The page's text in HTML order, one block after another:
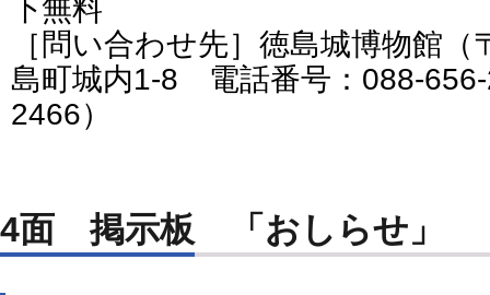
下無料
［問い合わせ先］徳島城博物館
島町城内1-8 電話番号：088-
2466）
4面 掲示板 「おしらせ」